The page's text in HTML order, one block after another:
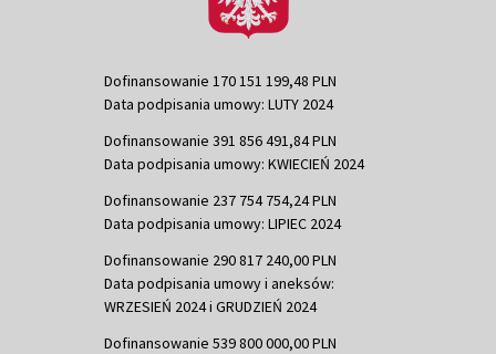
Dofinansowanie 170 151 199,48 PLN
Data podpisania umowy: LUTY 2024
Dofinansowanie 391 856 491,84 PLN
Data podpisania umowy: KWIECIEŃ 2024
Dofinansowanie 237 754 754,24 PLN
Data podpisania umowy: LIPIEC 2024
Dofinansowanie 290 817 240,00 PLN
Data podpisania umowy i aneksów:
WRZESIEŃ 2024 i GRUDZIEŃ 2024
Dofinansowanie 539 800 000,00 PLN